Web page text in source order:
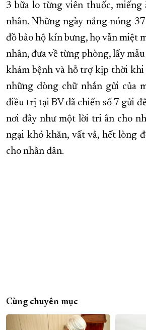
3 bữa lo từng viên thuốc, miếng
nhân. Những ngày nắng nóng
đồ bảo hộ kín bưng, họ vẫn miệt
nhân, đưa về từng phòng, lấy
khám bệnh và hỗ trợ kịp thời khi
những dòng chữ nhắn gửi của
điều trị tại BV dã chiến số 7 gửi
nơi đây như một lời tri ân cho
ngại khó khăn, vất vả, hết lòng
cho nhân dân.
Cùng chuyên mục